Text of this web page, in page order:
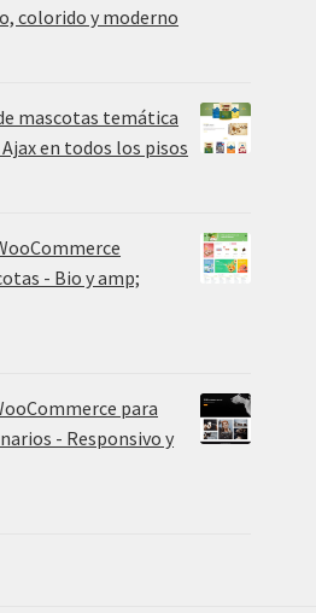
colorido y moderno
mascotas temática
en todos los pisos
- Bio y amp;
para
- Responsivo y